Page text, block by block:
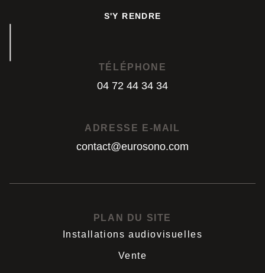
S'Y RENDRE
TÉLÉPHONE
04 72 44 34 34
ADRESSE E-MAIL
contact@eurosono.com
PLAN DU SITE
Installations audiovisuelles
Vente